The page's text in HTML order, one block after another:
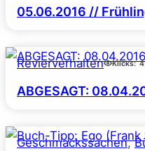
05.06.2016 //
Revierverhalten Klicks:
ABGESAGT:
Geschmackssachen,